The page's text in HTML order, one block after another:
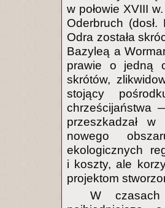
w połowie XVIII
Oderbruch
Odra została
Bazyleą a
prawie o jedną
skrótów,
stojący
chrześcijaństwa
przeszkadzał
nowego
ekologicznych
i koszty, ale
projektom
W